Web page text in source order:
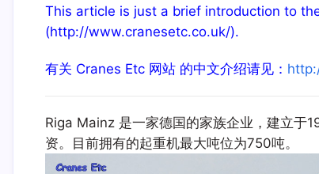
This article is just a brief introduction to
(http://www.cranesetc.co.uk/).
有关 Cranes Etc 网站 的中文介绍请见：
Riga Mainz 是一家德国的家族企业，建立
资。目前拥有的起重机最大吨位为750吨。